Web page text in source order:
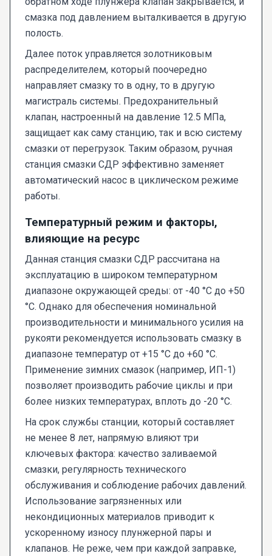
смазка под давлением выталкивается в другую
полость.
Далее поток управляется золотниковым
распределителем, который поочередно
направляет смазку то в одну, то в другую
магистраль системы. Предохранительный
клапан, настроенный на давление 12.5 МПа,
защищает как саму станцию, так и всю систему
смазки от перегрузок. Таким образом, ручная
станция смазки СДР эффективно заменяет
автоматический насос в циклическом режиме
работы.
Температурный режим и факторы,
влияющие на ресурс
Данная станция смазки СДР рассчитана на
эксплуатацию в широком температурном
диапазоне окружающей среды: от -40 °C до +50
°C. Однако для обеспечения номинальной
производительности и минимального усилия на
рукояти рекомендуется использовать смазку в
диапазоне температур от +15 °C до +60 °C.
Применение зимних смазок (например, ИП-1)
позволяет производить рабочие циклы и при
более низких температурах, вплоть до -20 °C.
На срок службы станции, который составляет
не менее 8 лет, напрямую влияют три
ключевых фактора: качество заливаемой
смазки, регулярность технического
обслуживания и соблюдение рабочих давлений.
Использование загрязненных или
некондиционных материалов приводит к
ускоренному износу плунжерной пары и
клапанов. Не реже, чем при каждой заправке,